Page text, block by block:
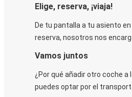
Elige, reserva, ¡viaja!
De tu pantalla a tu asiento
reserva, nosotros nos
Vamos juntos
¿Por qué añadir otro coche a
puedes optar por el